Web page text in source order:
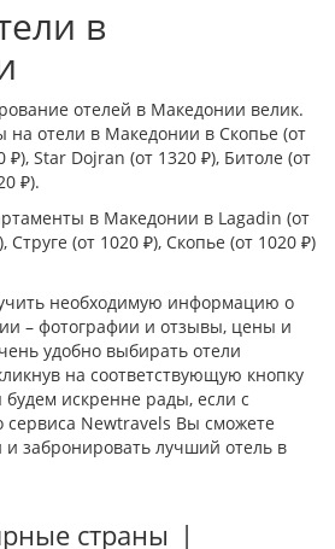
в
отелей в Македонии велик.
на отели в Македонии в Скопье (от
₽), Star Dojran (от 1320 ₽), Битоле (от
₽).
в Македонии в Lagadin (от
Струге (от 1020 ₽), Скопье (от 1020 ₽)
необходимую информацию о
– фотографии и отзывы, цены и
удобно выбирать отели
на соответствующую кнопку
искренне рады, если с
Newtravels Вы сможете
и забронировать лучший отель в
страны |